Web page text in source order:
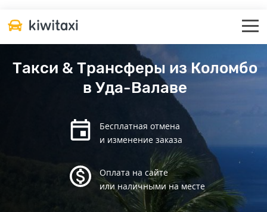
Такси & Трансферы из Коломбо
в Уда-Валаве
Бесплатная отмена
и изменение заказа
Оплата на сайте
или наличными на месте